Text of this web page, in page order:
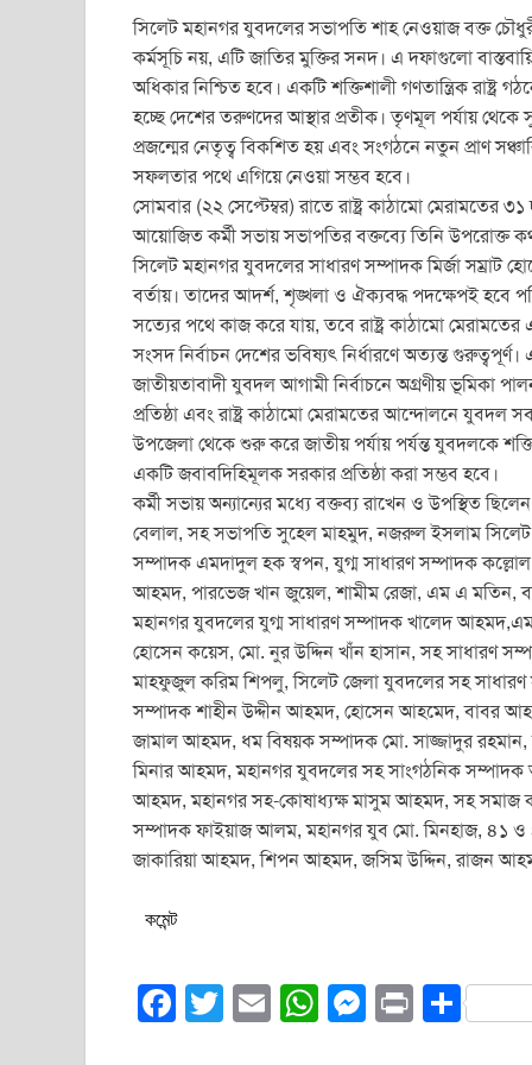
c
e
b
o
o
k
tt
er
ail at
s
A
p
p
ss
e
n
g
er
t
ar
e
সিলেট মহানগর যুবদলের সভাপতি শাহ নেওয়াজ বক্ত
কর্মসূচি নয়, এটি জাতির মুক্তির সনদ। এ দফাগুলো
অধিকার নিশ্চিত হবে। একটি শক্তিশালী গণতান্ত্রিক
হচ্ছে দেশের তরুণদের আস্থার প্রতীক। তৃণমূল পর্যায় থেকে
প্রজন্মের নেতৃত্ব বিকশিত হয় এবং সংগঠনে নতুন প্রাণ
সফলতার পথে এগিয়ে নেওয়া সম্ভব হবে।
সোমবার (২২ সেপ্টেম্বর) রাতে রাষ্ট্র কাঠামো মেরামতের
আয়োজিত কর্মী সভায় সভাপতির বক্তব্যে তিনি উপরোক্ত
সিলেট মহানগর যুবদলের সাধারণ সম্পাদক মির্জা সম্রাট
বর্তায়। তাদের আদর্শ, শৃঙ্খলা ও ঐক্যবদ্ধ পদক্ষেপই হবে
সত্যের পথে কাজ করে যায়, তবে রাষ্ট্র কাঠামো
সংসদ নির্বাচন দেশের ভবিষ্যৎ নির্ধারণে অত্যন্ত
জাতীয়তাবাদী যুবদল আগামী নির্বাচনে অগ্রণীয় ভূমিকা
প্রতিষ্ঠা এবং রাষ্ট্র কাঠামো মেরামতের আন্দোলনে যুবদল
উপজেলা থেকে শুরু করে জাতীয় পর্যায় পর্যন্ত যুবদলকে
একটি জবাবদিহিমূলক সরকার প্রতিষ্ঠা করা সম্ভব হবে।
কর্মী সভায় অন্যান্যের মধ্যে বক্তব্য রাখেন ও উপস্থিত
বেলাল, সহ সভাপতি সুহেল মাহমুদ, নজরুল ইসলাম
সম্পাদক এমদাদুল হক স্বপন, যুগ্ম সাধারণ সম্পাদক
আহমদ, পারভেজ খান জুয়েল, শামীম রেজা, এম এ মতিন,
মহানগর যুবদলের যুগ্ম সাধারণ সম্পাদক খালেদ
হোসেন কয়েস, মো. নুর উদ্দিন খাঁন হাসান, সহ সাধারণ
মাহফুজুল করিম শিপলু, সিলেট জেলা যুবদলের সহ
সম্পাদক শাহীন উদ্দীন আহমদ, হোসেন আহমেদ, বাবর
জামাল আহমদ, ধম বিষয়ক সম্পাদক মো. সাজ্জাদুর রহমান,
মিনার আহমদ, মহানগর যুবদলের সহ সাংগঠনিক
আহমদ, মহানগর সহ-কোষাধ্যক্ষ মাসুম আহমদ, সহ সমাজ
সম্পাদক ফাইয়াজ আলম, মহানগর যুব মো. মিনহাজ, ৪১
জাকারিয়া আহমদ, শিপন আহমদ, জসিম উদ্দিন, রাজন
কমেন্ট
F
T
E
W M Pr S